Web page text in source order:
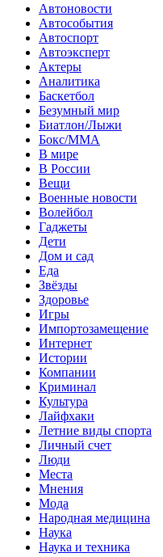
Автоновости
Автособытия
Автоспорт
Автоэксперт
Актеры
Аналитика
Баскетбол
Безумный мир
Биатлон/Лыжи
Бокс/MMA
В мире
В России
Вещи
Военные новости
Волейбол
Гаджеты
Дети
Дом и сад
Еда
Звёзды
Здоровье
Игры
Импортозамещение
Интернет
Истории
Компании
Криминал
Культура
Лайфхаки
Летние виды спорта
Личный счет
Люди
Места
Мнения
Мода
Народная медицина
Наука
Наука и техника